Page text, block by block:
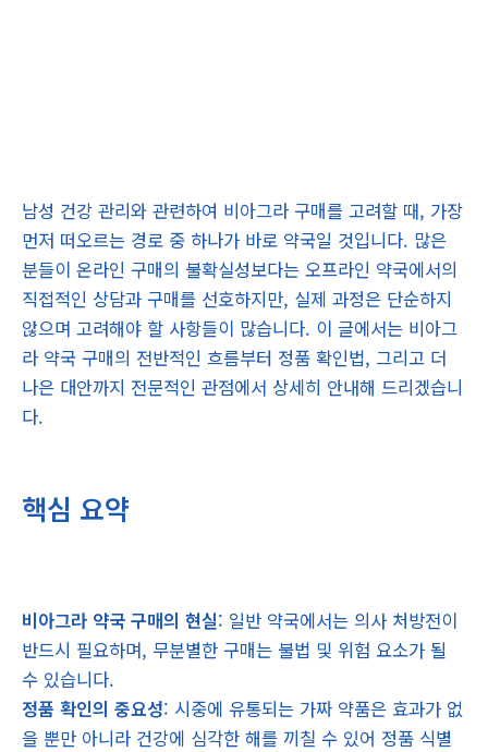
남성 건강 관리와 관련하여 비아그라 구매를 고려할 때, 가장
먼저 떠오르는 경로 중 하나가 바로 약국일 것입니다. 많은
분들이 온라인 구매의 불확실성보다는 오프라인 약국에서의
직접적인 상담과 구매를 선호하지만, 실제 과정은 단순하지
않으며 고려해야 할 사항들이 많습니다. 이 글에서는 비아그
라 약국 구매의 전반적인 흐름부터 정품 확인법, 그리고 더
나은 대안까지 전문적인 관점에서 상세히 안내해 드리겠습니
다.
핵심 요약
비아그라 약국 구매의 현실: 일반 약국에서는 의사 처방전이
반드시 필요하며, 무분별한 구매는 불법 및 위험 요소가 될
수 있습니다.
정품 확인의 중요성: 시중에 유통되는 가짜 약품은 효과가 없
을 뿐만 아니라 건강에 심각한 해를 끼칠 수 있어 정품 식별